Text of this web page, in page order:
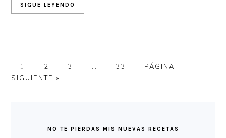
SIGUE LEYENDO
PÁGINA
1 PÁGINA
2 PÁGINA
3
PáginasPÁGINA
33
IR
PÁGINA
SIGUIENTE »
PRINCIPALNO TE PIERDAS MIS NUEVAS RECETAS